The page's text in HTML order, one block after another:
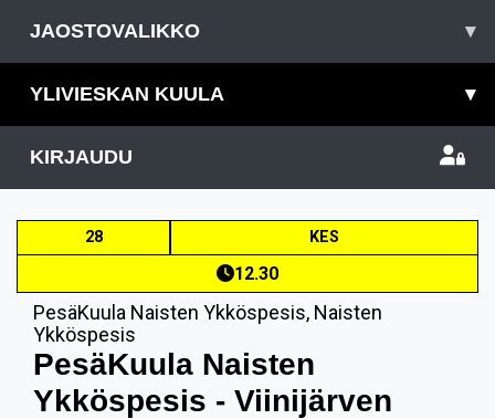
JAOSTOVALIKKO ▾
YLIVIESKAN KUULA ▾
KIRJAUDU
28 KES
12.30
PesäKuula Naisten Ykköspesis, Naisten
Ykköspesis
PesäKuula Naisten
Ykköspesis - Viinijärven